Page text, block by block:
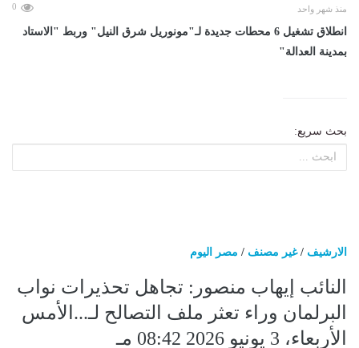
منذ شهر واحد 0
انطلاق تشغيل 6 محطات جديدة لـ"مونوريل شرق النيل" وربط "الاستاد
بمدينة العدالة"
بحث سريع:
الارشيف /غير مصنف / مصر اليوم
النائب إيهاب منصور: تجاهل تحذيرات نواب
البرلمان وراء تعثر ملف التصالح لـ...الأمس
الأربعاء، 3 يونيو 2026 08:42 مـ